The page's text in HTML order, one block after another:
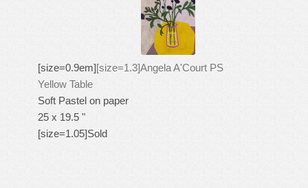
[size=0.9em][size=1.3]Angela A'Court PS
Yellow Table
Soft Pastel on paper
25 x 19.5 "
[size=1.05]Sold